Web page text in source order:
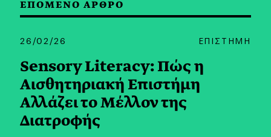
ΕΠΟΜΕΝΟ ΑΡΘΡΟ
26/02/26 ΕΠΙΣΤΗΜΗ
Sensory Literacy: Πώς η
Αισθητηριακή Επιστήμη
Αλλάζει το Μέλλον της
Διατροφής